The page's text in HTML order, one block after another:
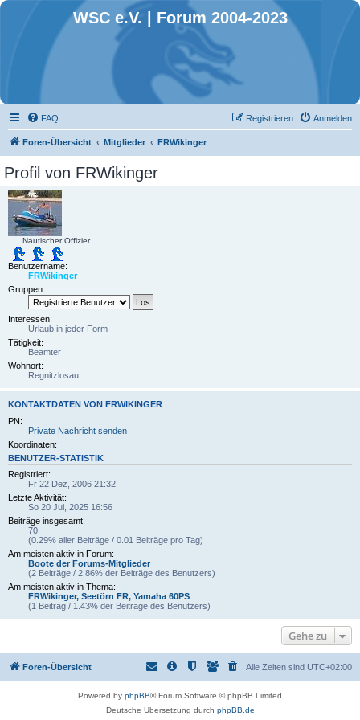
WSC e.V. | Forum 2004-2023
FAQ Anmelden
Registrieren
Foren-Übersicht Mitglieder FRWikinger
Profil von FRWikinger
Nautischer Offizier
Benutzername:
FRWikinger
Gruppen:
Interessen:
Urlaub in jeder Form
Tätigkeit:
Beamter
Wohnort:
Regnitzlosau
KONTAKTDATEN VON FRWIKINGER
PN:
Private Nachricht senden
Koordinaten:
BENUTZER-STATISTIK
Registriert:
Fr 22 Dez, 2006 21:32
Letzte Aktivität:
So 20 Jul, 2025 16:56
Beiträge insgesamt:
70
(0.29% aller Beiträge / 0.01 Beiträge pro Tag)
Am meisten aktiv in Forum:
Boote der Forums-Mitglieder
(2 Beiträge / 2.86% der Beiträge des Benutzers)
Am meisten aktiv in Thema:
FRWikinger, Seetörn FR, Yamaha 60PS
(1 Beitrag / 1.43% der Beiträge des Benutzers)
Gehe zu
Foren-Übersicht Alle Zeiten sind UTC+02:00
Powered by phpBB® Forum Software © phpBB Limited
Deutsche Übersetzung durch phpBB.de